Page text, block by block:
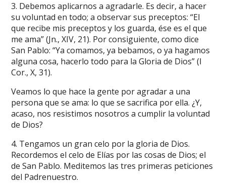
3. Debemos aplicarnos a agradarle. Es decir, a hacer
su voluntad en todo; a observar sus preceptos: “El
que recibe mis preceptos y los guarda, ése es el que
me ama” (Jn., XIV, 21). Por consiguiente, como dice
San Pablo: “Ya comamos, ya bebamos, o ya hagamos
alguna cosa, hacerlo todo para la Gloria de Dios” (I
Cor., X, 31).
Veamos lo que hace la gente por agradar a una
persona que se ama: lo que se sacrifica por ella. ¿Y,
acaso, nos resistimos nosotros a cumplir la voluntad
de Dios?
4. Tengamos un gran celo por la gloria de Dios.
Recordemos el celo de Elías por las cosas de Dios; el
de San Pablo. Meditemos las tres primeras peticiones
del Padrenuestro.